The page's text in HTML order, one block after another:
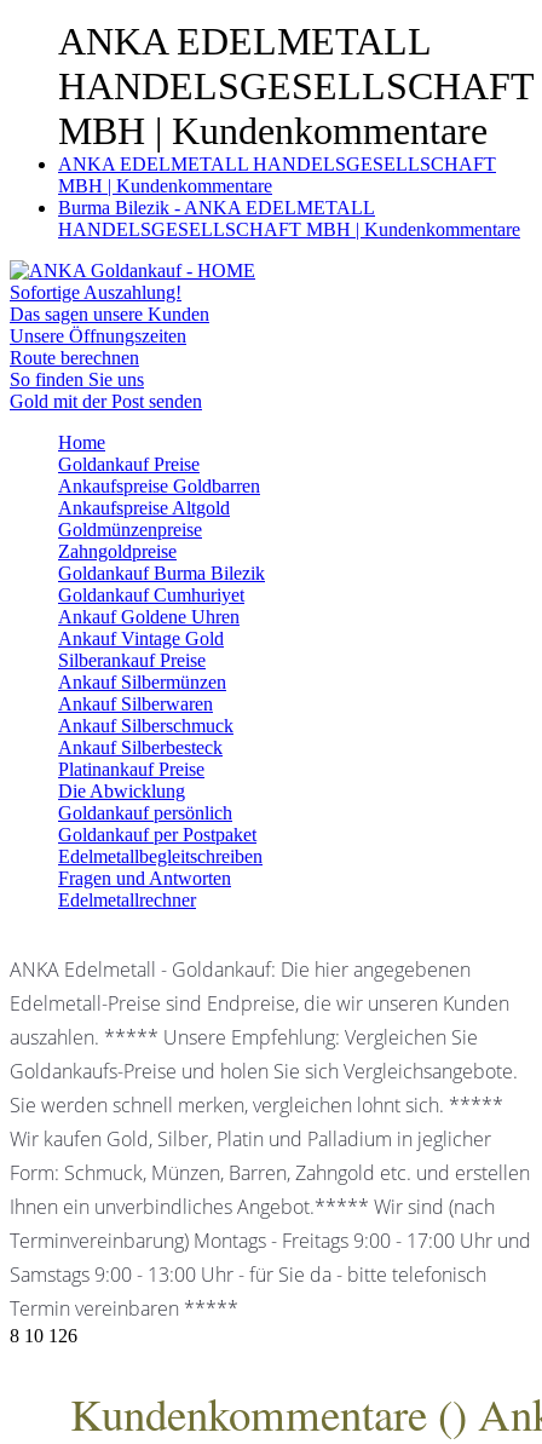
ANKA EDELMETALL
HANDELSGESELLSCHAFT
MBH | Kundenkommentare
ANKA EDELMETALL HANDELSGESELLSCHAFT
MBH | Kundenkommentare
Burma Bilezik - ANKA EDELMETALL
HANDELSGESELLSCHAFT MBH | Kundenkommentare
Sofortige Auszahlung!
Das sagen unsere Kunden
Unsere Öffnungszeiten
Route berechnen
So finden Sie uns
Gold mit der Post senden
Home
Goldankauf Preise
Ankaufspreise Goldbarren
Ankaufspreise Altgold
Goldmünzenpreise
Zahngoldpreise
Goldankauf Burma Bilezik
Goldankauf Cumhuriyet
Ankauf Goldene Uhren
Ankauf Vintage Gold
Silberankauf Preise
Ankauf Silbermünzen
Ankauf Silberwaren
Ankauf Silberschmuck
Ankauf Silberbesteck
Platinankauf Preise
Die Abwicklung
Goldankauf persönlich
Goldankauf per Postpaket
Edelmetallbegleitschreiben
Fragen und Antworten
Edelmetallrechner
ANKA Edelmetall - Goldankauf: Die hier angegebenen
Edelmetall-Preise sind Endpreise, die wir unseren Kunden
auszahlen. ***** Unsere Empfehlung: Vergleichen Sie
Goldankaufs-Preise und holen Sie sich Vergleichsangebote.
Sie werden schnell merken, vergleichen lohnt sich. *****
Wir kaufen Gold, Silber, Platin und Palladium in jeglicher
Form: Schmuck, Münzen, Barren, Zahngold etc. und erstellen
Ihnen ein unverbindliches Angebot.***** Wir sind (nach
Terminvereinbarung) Montags - Freitags 9:00 - 17:00 Uhr und
Samstags 9:00 - 13:00 Uhr - für Sie da - bitte telefonisch
Termin vereinbaren *****
8 10 126
Kundenkommentare ()